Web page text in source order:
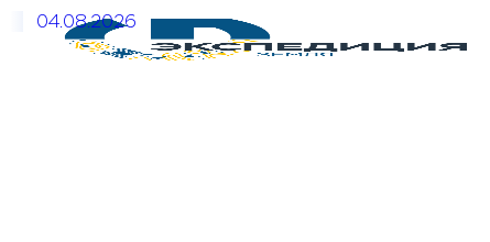
04.08.2026
Открыт прием заявок на КОЗ № 5 Системы конкурсов
"Экспедиция. Земля"